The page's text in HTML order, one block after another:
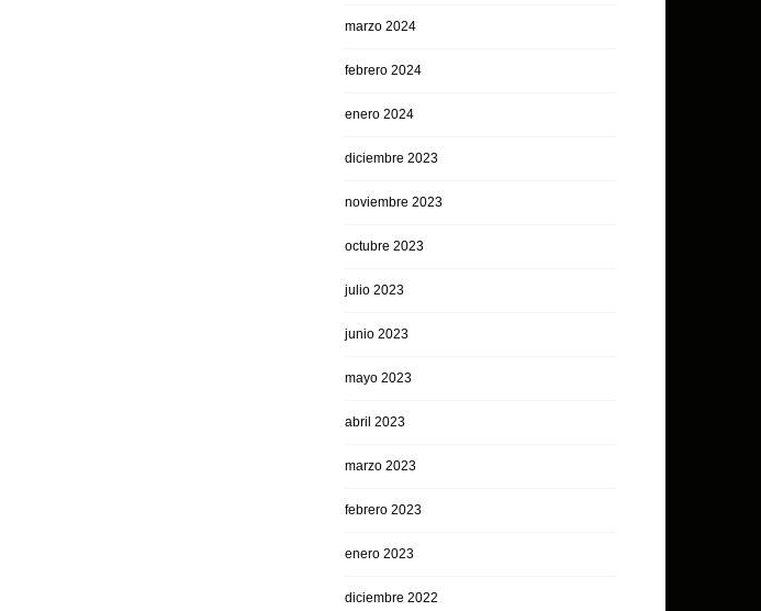
marzo 2024
febrero 2024
enero 2024
diciembre 2023
noviembre 2023
octubre 2023
julio 2023
junio 2023
mayo 2023
abril 2023
marzo 2023
febrero 2023
enero 2023
diciembre 2022